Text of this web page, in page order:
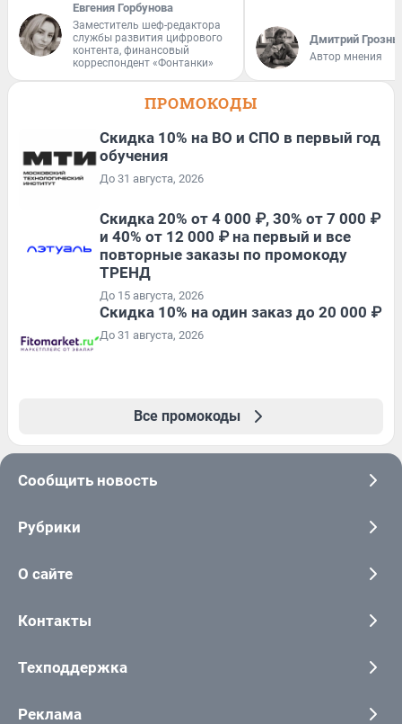
Евгения Горбунова
Заместитель шеф-редактора
службы развития цифрового
контента, финансовый
корреспондент «Фонтанки»
Дмитрий
Автор мнения
ПРОМОКОДЫ
Скидка 10% на ВО и СПО в первый год
обучения
До 31 августа, 2026
Скидка 20% от 4 000 ₽, 30% от 7 000 ₽
и 40% от 12 000 ₽ на первый и все
повторные заказы по промокоду
ТРЕНД
До 15 августа, 2026
Скидка 10% на один заказ до 20 000 ₽
До 31 августа, 2026
Все промокоды
Сообщить новость
Рубрики
О сайте
Контакты
Техподдержка
Реклама